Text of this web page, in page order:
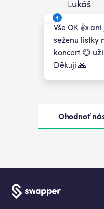
Lukáš
Vše OK 👍
seženu listky
koncert 😊
Děkuji 🙏
Ohodnoť